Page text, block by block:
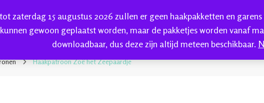
zaterdag 15 augustus 2026 zullen er geen haakpakketten en
gewoon geplaatst worden, maar de pakketjes worden vanaf
downloadbaar, dus deze zijn altijd meteen beschikbaar.
katoen en sokkenwol
BLOG
Haakpatroon Zoë het Zeepaardje